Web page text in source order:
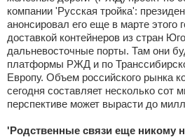
компании 'Русская тройка':
анонсировал его еще в марте
доставкой контейнеров из стран
дальневосточные порты. Там они
платформы РЖД и по
Европу. Объем российского рынка
сегодня составляет несколько сот
перспективе может вырасти до
'Родственные связи еще никому